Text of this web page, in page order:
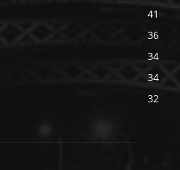
41
36
34
34
32